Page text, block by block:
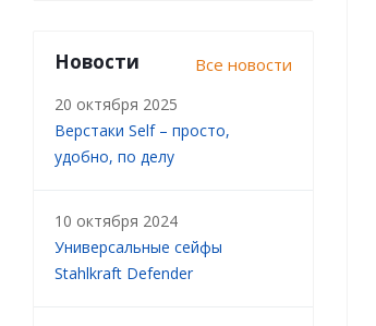
Новости Все новости
20 октября 2025
Верстаки Self – просто,
удобно, по делу
10 октября 2024
Универсальные сейфы
Stahlkraft Defender